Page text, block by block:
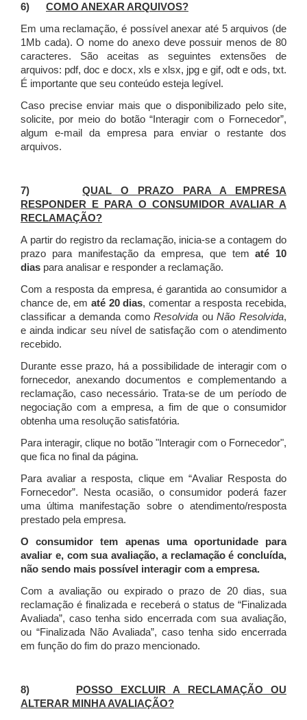
6) COMO ANEXAR ARQUIVOS?
Em uma reclamação, é possível anexar até 5 arquivos (de
1Mb cada). O nome do anexo deve possuir menos de 80
caracteres. São aceitas as seguintes extensões de
arquivos: pdf, doc e docx, xls e xlsx, jpg e gif, odt e ods, txt.
É importante que seu conteúdo esteja legível.
Caso precise enviar mais que o disponibilizado pelo site,
solicite, por meio do botão “Interagir com o Fornecedor”,
algum e-mail da empresa para enviar o restante dos
arquivos.
7)QUAL O PRAZO PARA A EMPRESA
RESPONDER E PARA O CONSUMIDOR AVALIAR A
RECLAMAÇÃO?
A partir do registro da reclamação, inicia-se a contagem do
prazo para manifestação da empresa, que tematé 10
dias para analisar e responder a reclamação.
Com a resposta da empresa, é garantida ao consumidor a
chance de, em até 20 dias, comentar a resposta recebida,
classificar a demanda comoResolvida ouNão Resolvida,
e ainda indicar seu nível de satisfação com o atendimento
recebido.
Durante esse prazo, há a possibilidade de interagir com o
fornecedor, anexando documentos e complementando a
reclamação, caso necessário.Trata-se de um período de
negociação com a empresa, a fim de que o consumidor
obtenha uma resolução satisfatória.
Para interagir, clique no botão "Interagir com o Fornecedor",
que fica no final da página.
Para avaliar a resposta, clique em “Avaliar Resposta do
Fornecedor”. Nesta ocasião, o consumidor poderá fazer
uma última manifestação sobre o atendimento/resposta
prestado pela empresa.
O consumidor tem apenas uma oportunidade para
avaliar e, com sua avaliação, a reclamação é concluída,
não sendo mais possível interagir com a empresa.
Com a avaliação ou expirado o prazo de 20 dias, sua
reclamação é finalizada e receberá o status de “Finalizada
Avaliada”, caso tenha sido encerrada com sua avaliação,
ou “Finalizada Não Avaliada”, caso tenha sido encerrada
em função do fim do prazo mencionado.
8)
POSSO EXCLUIR A RECLAMAÇÃO OU
ALTERAR MINHA AVALIAÇÃO?